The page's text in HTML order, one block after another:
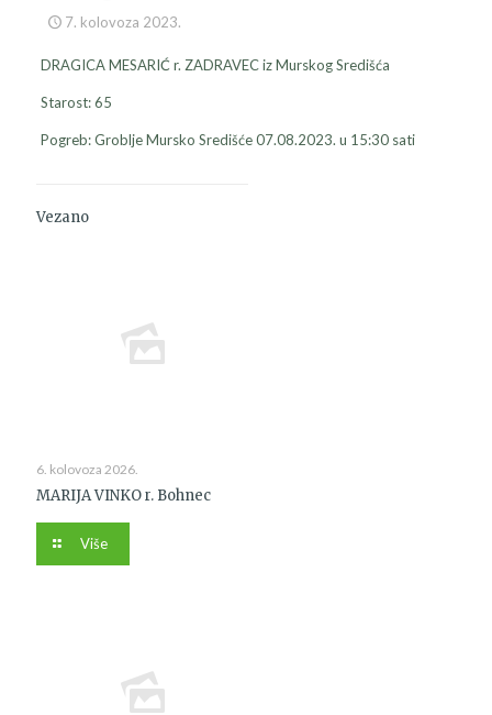
7. kolovoza 2023.
DRAGICA MESARIĆ r. ZADRAVEC iz Murskog Središća
Starost: 65
Pogreb: Groblje Mursko Središće 07.08.2023. u 15:30 sati
Vezano
6. kolovoza 2026.
MARIJA VINKO r. Bohnec
Više